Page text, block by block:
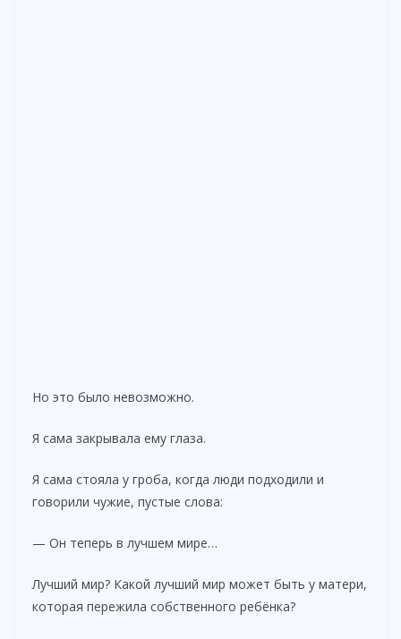
Но это было невозможно.
Я сама закрывала ему глаза.
Я сама стояла у гроба, когда люди подходили и
говорили чужие, пустые слова:
— Он теперь в лучшем мире…
Лучший мир? Какой лучший мир может быть у матери,
которая пережила собственного ребёнка?